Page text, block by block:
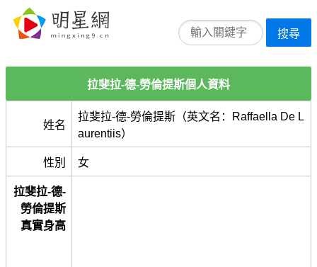
搜尋
拉斐拉-德-勞倫提斯個人資料
姓名
拉斐拉-德-勞倫提斯（英文名：Raffaella De L
aurentiis）
性別 女
拉斐拉-德-
勞倫提斯
真實身高